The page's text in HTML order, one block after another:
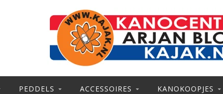
PEDDELS ACCESSOIRES KANOKOOPJES